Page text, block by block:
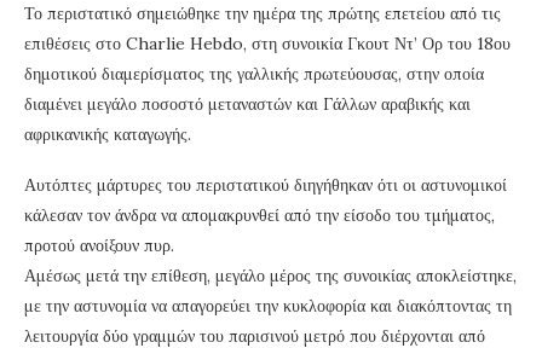
Το περιστατικό σημειώθηκε την ημέρα της πρώτης επετείου από τις
επιθέσεις στο Charlie Hebdo, στη συνοικία Γκουτ Ντ’ Ορ του 18ου
δημοτικού διαμερίσματος της γαλλικής πρωτεύουσας, στην οποία
διαμένει μεγάλο ποσοστό μεταναστών και Γάλλων αραβικής και
αφρικανικής καταγωγής.
Αυτόπτες μάρτυρες του περιστατικού διηγήθηκαν ότι οι αστυνομικοί
κάλεσαν τον άνδρα να απομακρυνθεί από την είσοδο του τμήματος,
προτού ανοίξουν πυρ.
Αμέσως μετά την επίθεση, μεγάλο μέρος της συνοικίας αποκλείστηκε,
με την αστυνομία να απαγορεύει την κυκλοφορία και διακόπτοντας τη
λειτουργία δύο γραμμών του παρισινού μετρό που διέρχονται από